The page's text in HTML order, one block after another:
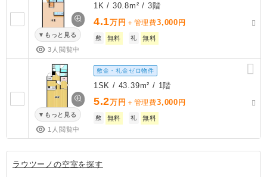
もっと見る
3人閲覧中
1K / 30.8m² / 3階
4.1万円 ＋管理費3,000 円
敷 無料 礼 無料
もっと見る
1人閲覧中
敷金・礼金ゼロ物件
1SK / 43.39m² / 1階
5.2万円 ＋管理費3,000 円
敷 無料 礼 無料
ラウツーノの空室を探す